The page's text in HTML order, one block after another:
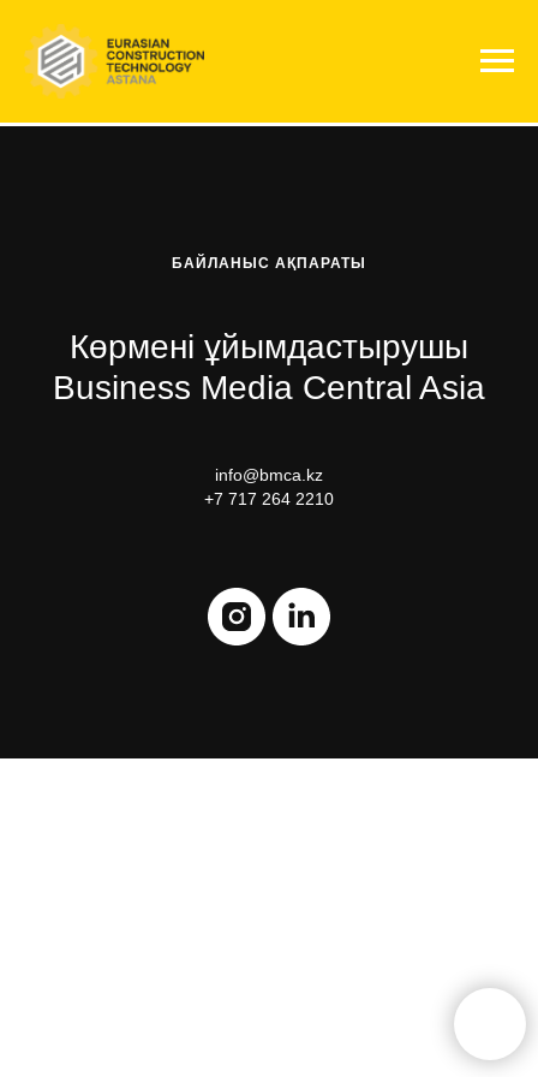
БАЙЛАНЫС АҚПАРАТЫ
Көрмені ұйымдастырушы
Business Media Central Asia
info@bmca.kz
+7 717 264 2210